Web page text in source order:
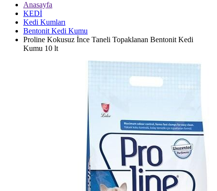
Anasayfa
KEDİ
Kedi Kumları
Bentonit Kedi Kumu
Proline Kokusuz İnce Taneli Topaklanan Bentonit Kedi
Kumu 10 lt